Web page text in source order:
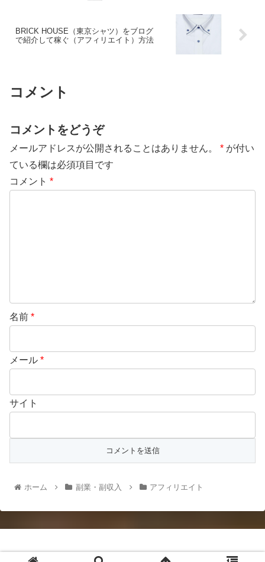
BRICK HOUSE（東京シャツ）をブログ
で紹介して稼ぐ（アフィリエイト）方法
コメント
コメントをどうぞ
メールアドレスが公開されることはありません。 * が付い
ている欄は必須項目です
コメント *
名前 *
メール *
サイト
ホーム 副業・副収入 アフィリエイト